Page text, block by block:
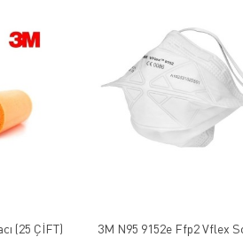
(25 ÇİFT)
3M N95 9152e Ffp2 Vflex